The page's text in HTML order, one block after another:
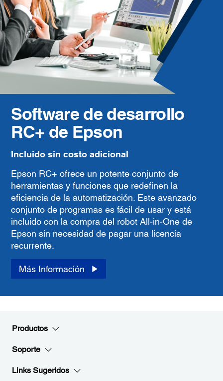
Software de desarrollo
RC+ de Epson
Incluido sin costo adicional
Epson RC+ ofrece un potente conjunto de
herramientas y funciones que redefinen la
eficiencia de la automatización. Este avanzado
conjunto de programas es fácil de usar y está
incluido con la compra del robot All-in-One de
Epson sin necesidad de pagar una licencia
recurrente.
Más Información
Productos
Soporte
Links Sugeridos